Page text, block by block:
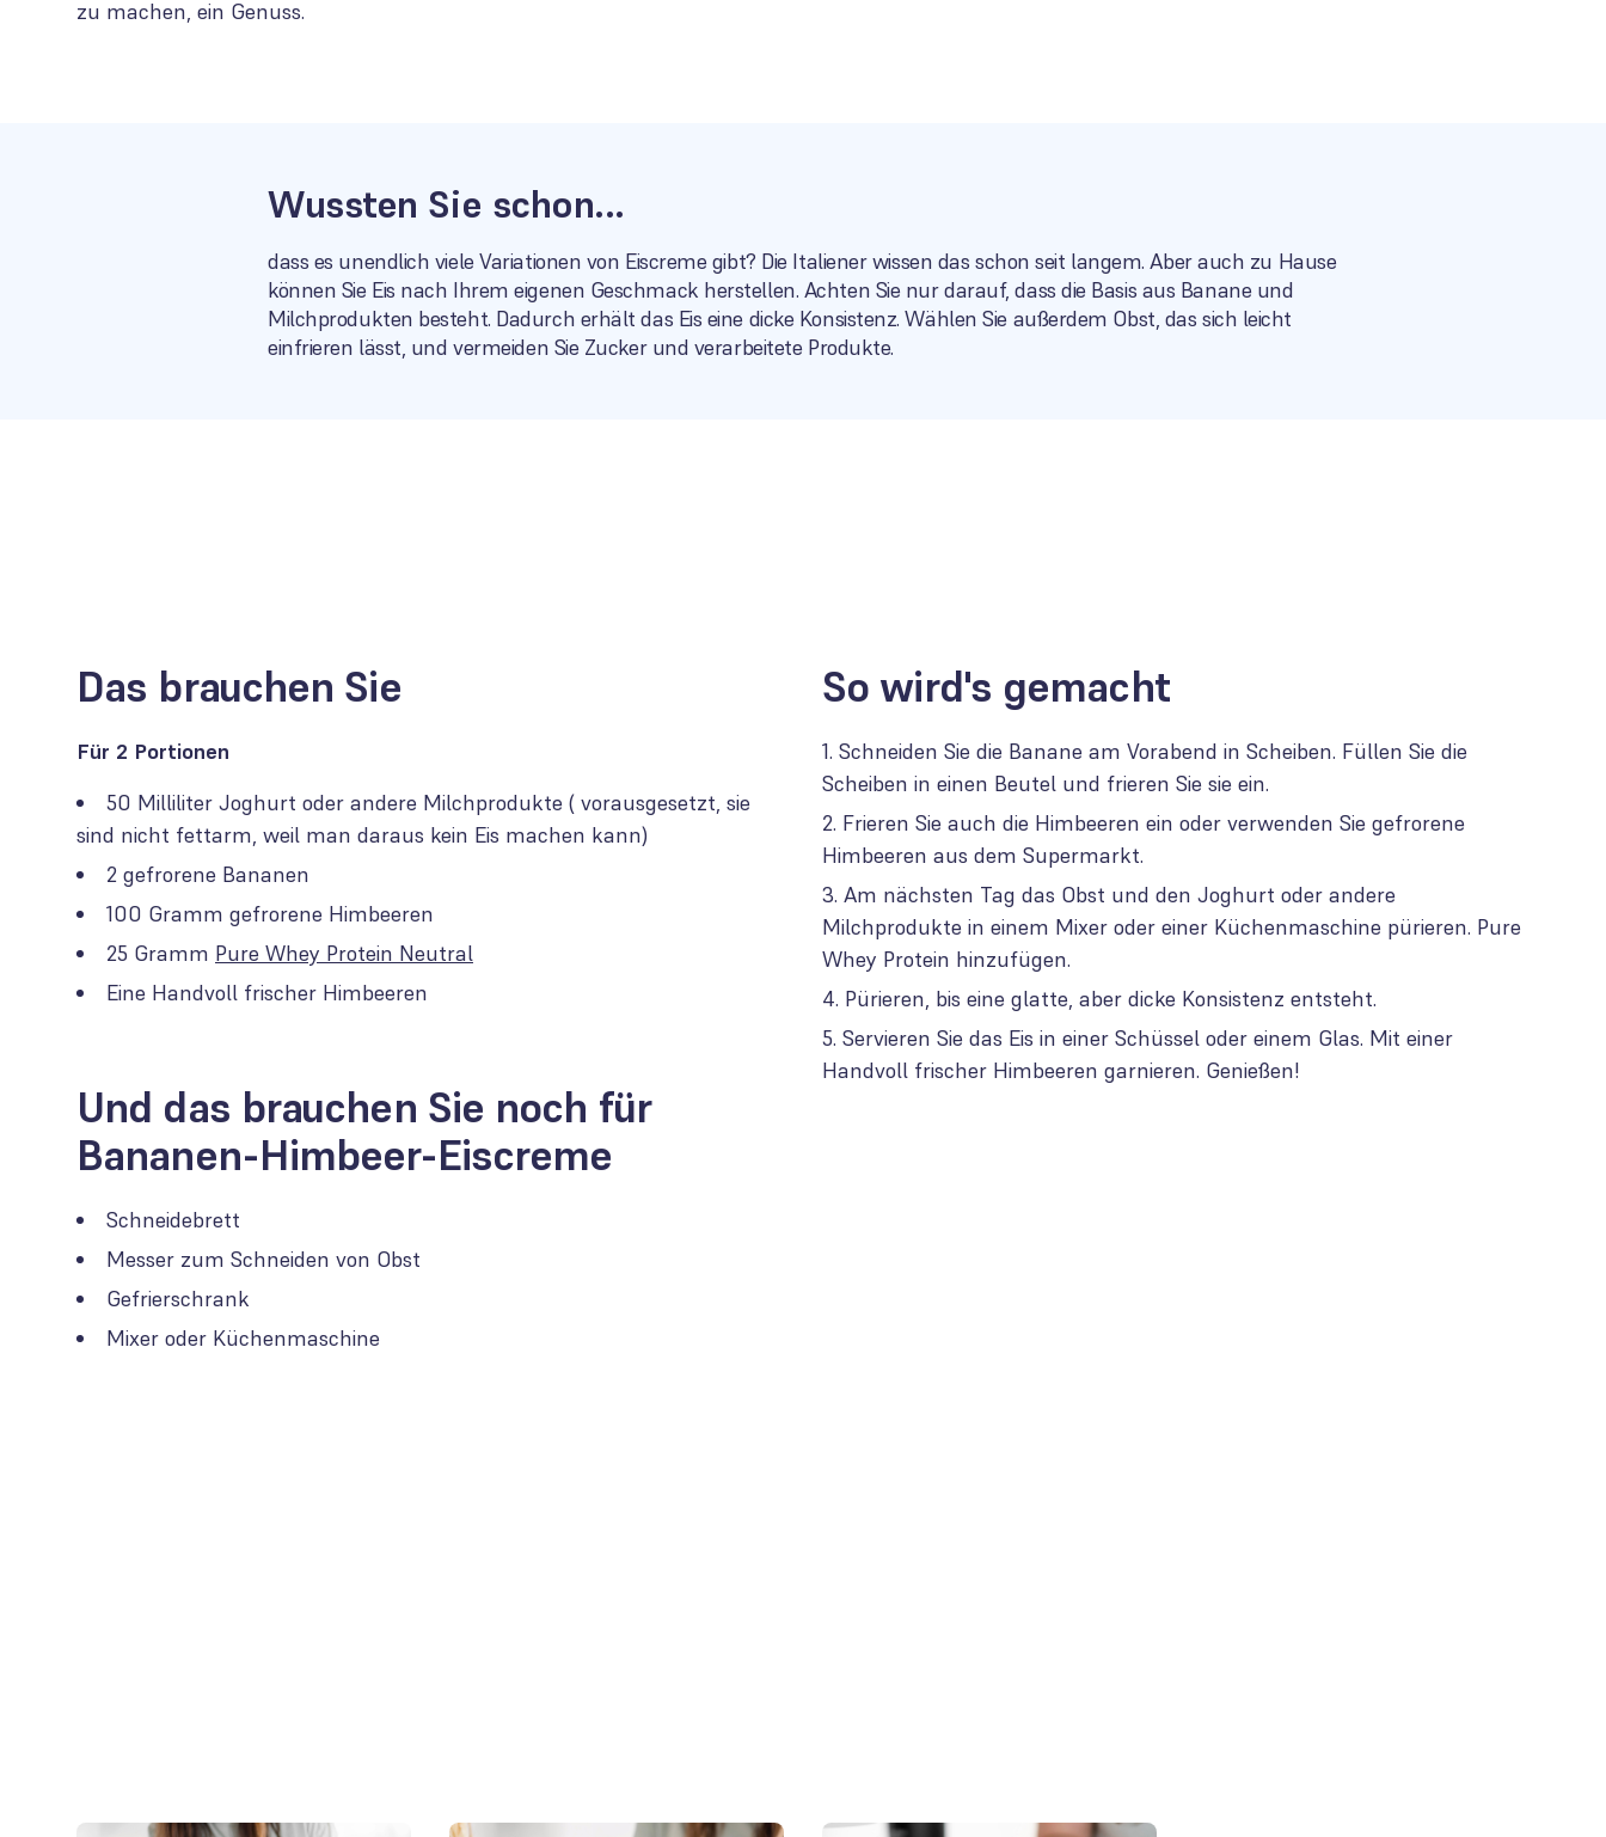
zu machen, ein Genuss.
Wussten Sie schon...
dass es unendlich viele Variationen von Eiscreme gibt? Die Italiener wissen das schon seit langem. Aber auch zu Hause
können Sie Eis nach Ihrem eigenen Geschmack herstellen. Achten Sie nur darauf, dass die Basis aus Banane und
Milchprodukten besteht. Dadurch erhält das Eis eine dicke Konsistenz. Wählen Sie außerdem Obst, das sich leicht
einfrieren lässt, und vermeiden Sie Zucker und verarbeitete Produkte.
Das brauchen Sie
Für 2 Portionen
50 Milliliter Joghurt oder andere Milchprodukte ( vorausgesetzt, sie
sind nicht fettarm, weil man daraus kein Eis machen kann)
2 gefrorene Bananen
100 Gramm gefrorene Himbeeren
25 Gramm Pure Whey Protein Neutral
Eine Handvoll frischer Himbeeren
Und das brauchen Sie noch für
Bananen-Himbeer-Eiscreme
Schneidebrett
Messer zum Schneiden von Obst
Gefrierschrank
Mixer oder Küchenmaschine
So wird's gemacht
Schneiden Sie die Banane am Vorabend in Scheiben. Füllen Sie die
Scheiben in einen Beutel und frieren Sie sie ein.
Frieren Sie auch die Himbeeren ein oder verwenden Sie gefrorene
Himbeeren aus dem Supermarkt.
Am nächsten Tag das Obst und den Joghurt oder andere
Milchprodukte in einem Mixer oder einer Küchenmaschine pürieren. Pure
Whey Protein hinzufügen.
Pürieren, bis eine glatte, aber dicke Konsistenz entsteht.
Servieren Sie das Eis in einer Schüssel oder einem Glas. Mit einer
Handvoll frischer Himbeeren garnieren. Genießen!